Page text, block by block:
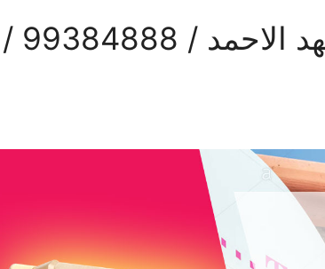
رقم مقوي شبكة 5g فهد الاحمد / 99384888 /